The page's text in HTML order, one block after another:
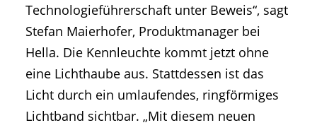
Technologieführerschaft unter Beweis“, sagt
Stefan Maierhofer, Produktmanager bei
Hella. Die Kennleuchte kommt jetzt ohne
eine Lichthaube aus. Stattdessen ist das
Licht durch ein umlaufendes, ringförmiges
Lichtband sichtbar. „Mit diesem neuen